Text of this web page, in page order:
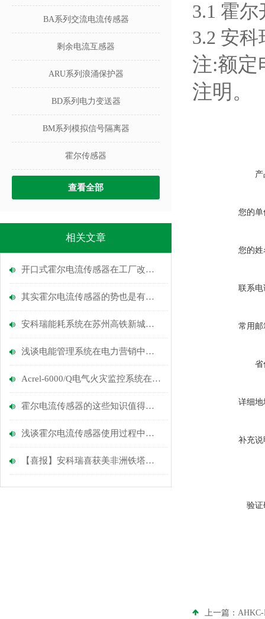
BA系列交流电流传感器
剩余电流互感器
ARU系列浪涌保护器
BD系列电力变送器
BM系列模拟信号隔离器
霍尔传感器
查看全部
相关文章
开口式霍尔电流传感器在工厂改造配电系统中的应用
其实霍尔电流传感器的势也是有很多的，看完涨知识
安科瑞能耗系统在苏州高铁新城经济发展公司（高铁中小学）楼层的应用
浅谈电能管理系统在电力营销中的应用
Acrel-6000/Q电气火灾监控系统在宜兴九如城项目的应用
霍尔电流传感器的这些知识值得我们学习
浅谈霍尔电流传感器使用过程中的注意事项
【喜报】安科瑞喜获美非洲铁塔集采项目合同
3.1 霍
3.2 安
注:额定
注明。
您的单
您的姓
联系电
常用邮
省
详细地
补充说
验证
上一篇：